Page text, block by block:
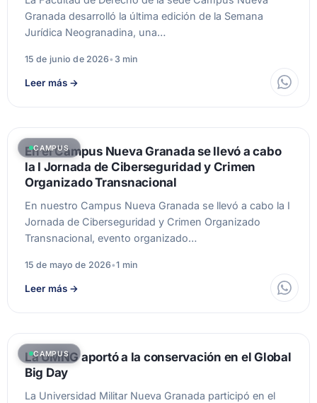
Granada desarrolló la última edición de la Semana
Jurídica Neogranadina, una…
15 de junio de 2026• 3 min
Leer más →
CAMPUS
En el Campus Nueva Granada se llevó a cabo
la I Jornada de Ciberseguridad y Crimen
Organizado Transnacional
En nuestro Campus Nueva Granada se llevó a cabo la I
Jornada de Ciberseguridad y Crimen Organizado
Transnacional, evento organizado…
15 de mayo de 2026•1 min
Leer más →
CAMPUS
La UMNG aportó a la conservación en el Global
Big Day
La Universidad Militar Nueva Granada participó en el